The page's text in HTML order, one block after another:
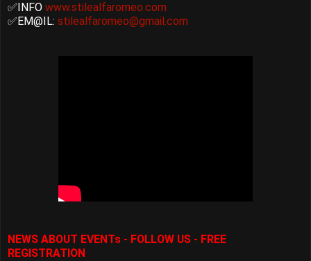
✅INFO www.stilealfaromeo.com
✅EM@IL: stilealfaromeo@gmail.com
NEWS ABOUT EVENTs - FOLLOW US - FREE
REGISTRATION